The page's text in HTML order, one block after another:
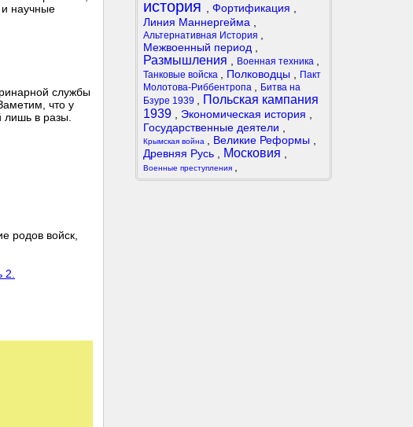
научные
службы
что у
лишь в разы.
родов войск,
2.
история
Фортификация
Линия Маннергейма
Альтернативная История
Межвоенный период
Размышления Военная техника
Танковые войска Полководцы
Пакт
Молотова-Риббентропа
Битва на
Бзуре 1939
Польская кампания
1939
Экономическая история
Государственные деятели
Крымская война Великие Реформы
Древняя Русь
Московия
Военные преступления